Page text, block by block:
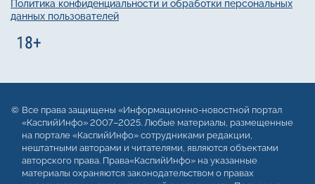
Политика конфиденциальности и обработки персональных
данных пользователей
Все права защищены «Информационно-новостной портал
«КаспийИнфо» 2007–2025. Любые материалы, размещенные
на портале «КаспийИнфо» сотрудниками редакции,
нештатными авторами и читателями, являются объектами
авторского права. Права«КаспийИнфо» на указанные
материалы охраняются законодательством о правах